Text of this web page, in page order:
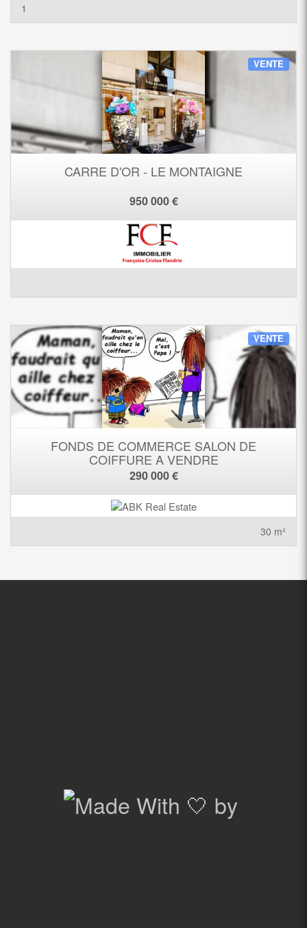
1
VENTE
CARRE D'OR - LE MONTAIGNE
950 000 €
VENTE
FONDS DE COMMERCE SALON DE
COIFFURE A VENDRE
290 000 €
30 m²